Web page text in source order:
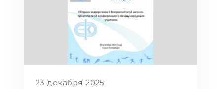
23 декабря 2025